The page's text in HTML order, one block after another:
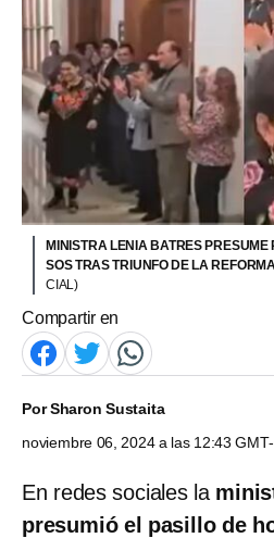
MINISTRA LENIA BATRES
SOS TRAS TRIUNFO DE LA
CIAL)
Compartir en
PorSharon Sustaita
noviembre 06, 2024 a las 12:43
En redes sociales la
presumió el pasillo de